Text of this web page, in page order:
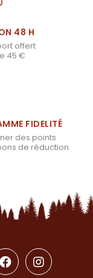
48 H
offert
45 €
FIDELITÉ
des points
de réduction